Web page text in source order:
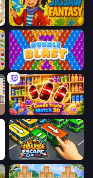
Jigsaw Fantasy
Bubble Blast
Goods Triple Match 3D
Bus Escape: Clear Jam